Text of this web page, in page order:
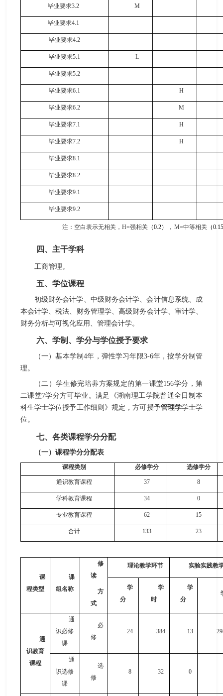
毕业要求3.2 M
毕业要求4.1
毕业要求4.2
毕业要求5.1 L
毕业要求5.2
毕业要求6.1 H
毕业要求6.2 M
毕业要求7.1 H
毕业要求7.2 H
毕业要求8.1
毕业要求8.2
毕业要求9.1
毕业要求9.2
注：空白表示无相关， H=强相关（0.2） ， M=中等相关（0.15
四、主干学科
工商管理。
五、学位课程
初级财务会计学、中级财务会计学、会计信息系统、成
本会计学、税法、财务管理学、高级财务会计学、审计学、
财务分析与可视化应用、管理会计学。
六、学制、学分与学位授予要求
（一）基本学制4年，弹性学习年限3-6年，按学分制管
理。
（二）学生修完培养方案规定的第一课堂156学分，第
二课堂7学分方可毕业。满足《湖南理工学院普通全日制本
科生学士学位授予工作细则》规定，方可授予管理学学士学
位。
七、各类课程学分分配
（一） 课程学分分配表
课程类别 必修学分 选修学分
通识教育课程 37 8
学科教育课程 34 0
专业教育课程 62 15
合计 133 23
课
程类型
课
组名称
修
读
方
式
理论教学环节 实验实践教
学
分
学
时
学
分
通
识教育
课程
通
识必修
课
必
修
24 384 13
通
识选修
课
选
修
8 32 0